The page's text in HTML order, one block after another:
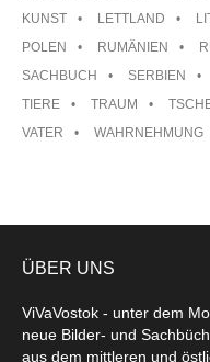
KUNST
LETTLAND
POLEN
RUMÄNIEN
SACHBUCH
SERBIEN
TIERE
TRAUM
VATER
WAHRNEHMUNG
ÜBER UNS
ViVaVostok - unter dem
neue Bilder- und
aus dem mittleren und